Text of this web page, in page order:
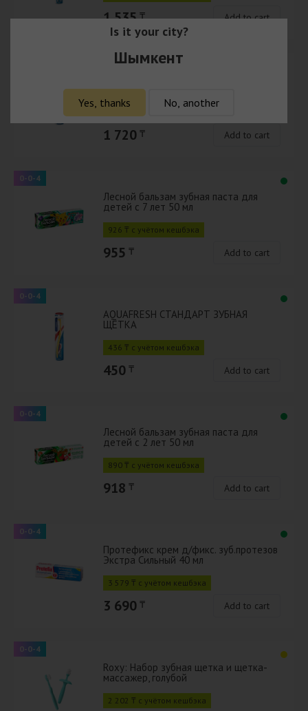
1 535 ₸ Add to cart
УАН Защита
1 668 ₸ с учётом кешбэка
1 720 ₸ Add to cart
0-0-4
Лесной бальзам зубная паста для
детей с 7 лет 50 мл
926 ₸ с учётом кешбэка
955 ₸ Add to cart
0-0-4
AQUAFRESH СТАНДАРТ ЗУБНАЯ
ЩЁТКА
436 ₸ с учётом кешбэка
450 ₸ Add to cart
0-0-4
Лесной бальзам зубная паста для
детей с 2 лет 50 мл
890 ₸ с учётом кешбэка
918 ₸ Add to cart
0-0-4
Протефикс крем д/фикс. зуб.протезов
Экстра Сильный 40 мл
3 579 ₸ с учётом кешбэка
3 690 ₸ Add to cart
0-0-4
Roxy: Набор зубная щетка и щетка-
массажер, голубой
2 202 ₸ с учётом кешбэка
Is it your city?
Шымкент
Yes, thanks No, another